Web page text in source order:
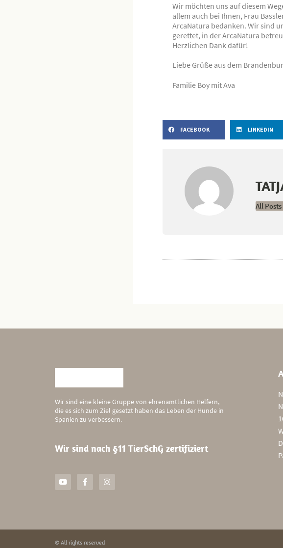
Wir möchten uns auf diesem
allem auch bei Ihnen, Frau
ArcaNatura bedanken. Wir sind
gerettet, in der ArcaNatura
Herzlichen Dank dafür!
Liebe Grüße aus dem
Familie Boy mit Ava
FACEBOOK LINKEDIN
All Posts
Wir sind eine kleine Gruppe von ehrenamtlichen Helfern,
die es sich zum Ziel gesetzt haben das Leben der Hunde in
Spanien zu verbessern.
Wir sind nach §11 TierSchG zertifiziert
© All rights reserved